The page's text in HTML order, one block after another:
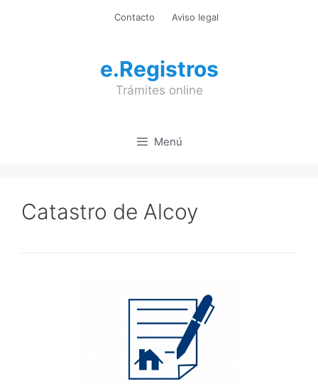
Contacto Aviso legal
e.Registros
Trámites online
Menú
Catastro de Alcoy